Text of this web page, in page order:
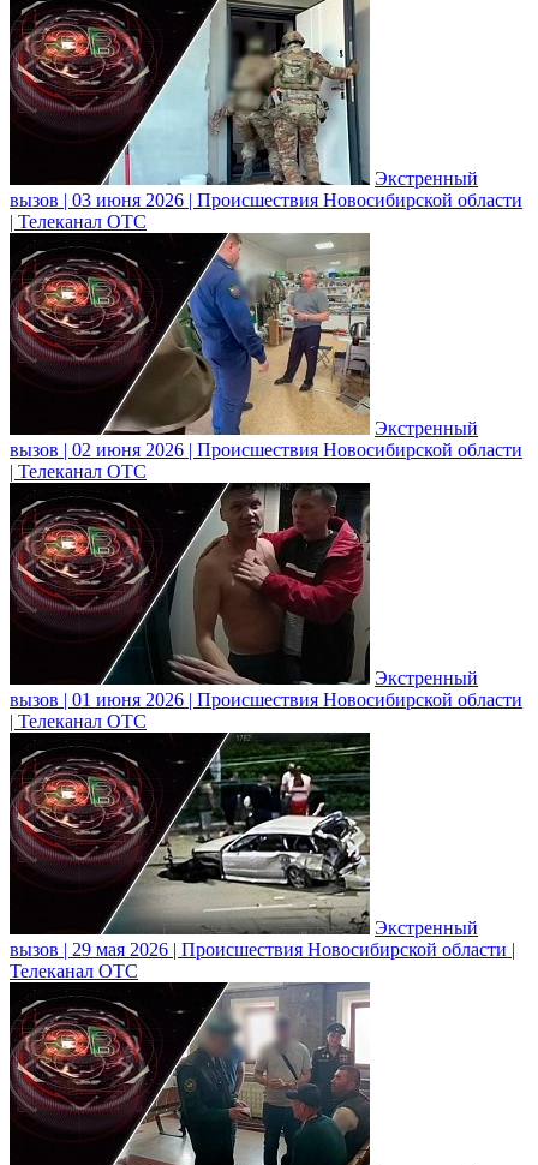
Экстренный
вызов | 03 июня 2026 | Происшествия Новосибирской области
| Телеканал ОТС
Экстренный
вызов | 02 июня 2026 | Происшествия Новосибирской области
| Телеканал ОТС
Экстренный
вызов | 01 июня 2026 | Происшествия Новосибирской области
| Телеканал ОТС
Экстренный
вызов | 29 мая 2026 | Происшествия Новосибирской области |
Телеканал ОТС